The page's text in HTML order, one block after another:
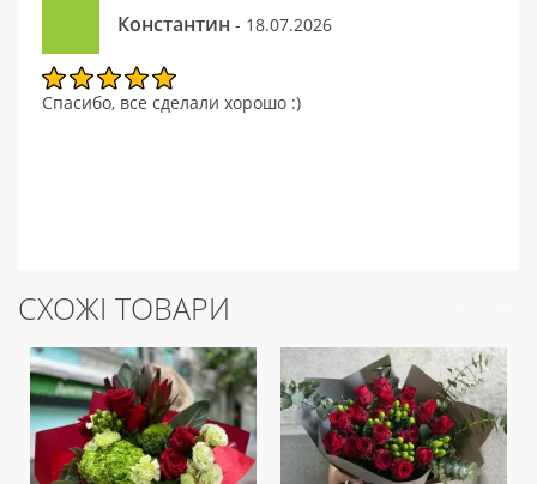
Константин - 18.07.2026
Спасибо, все сделали хорошо :)
СХОЖІ ТОВАРИ